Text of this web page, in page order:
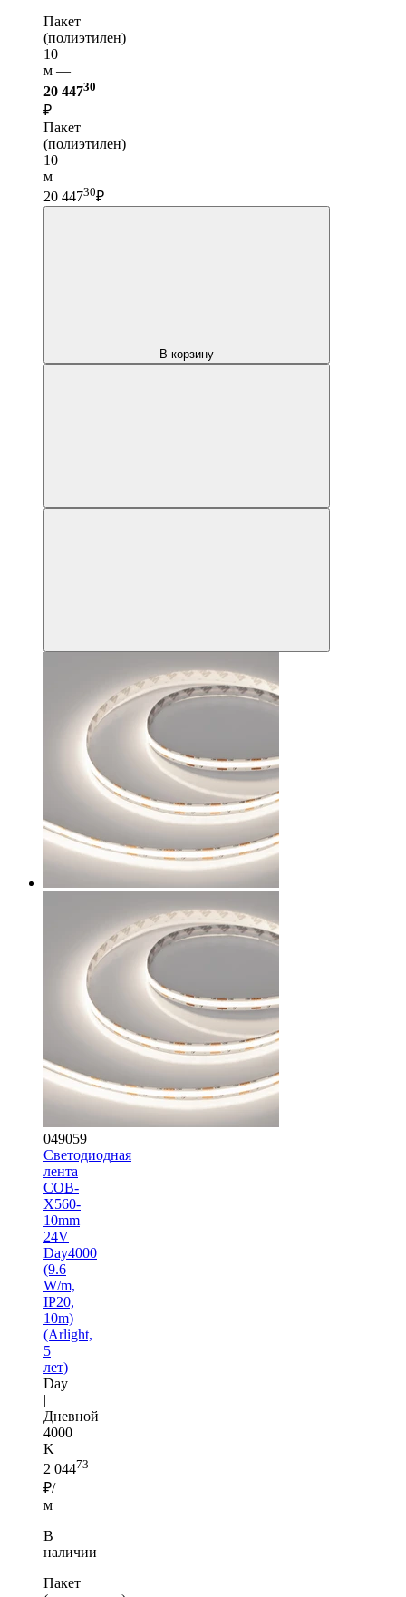
Пакет
(полиэтилен)
10
м —
20 44730
₽
Пакет
(полиэтилен)
10
м
20 44730₽
В корзину
049059
Светодиодная
лента
COB-
X560-
10mm
24V
Day4000
(9.6
W/m,
IP20,
10m)
(Arlight,
5
лет)
Day
|
Дневной
4000
K
2 04473
₽/
м
В
наличии
Пакет